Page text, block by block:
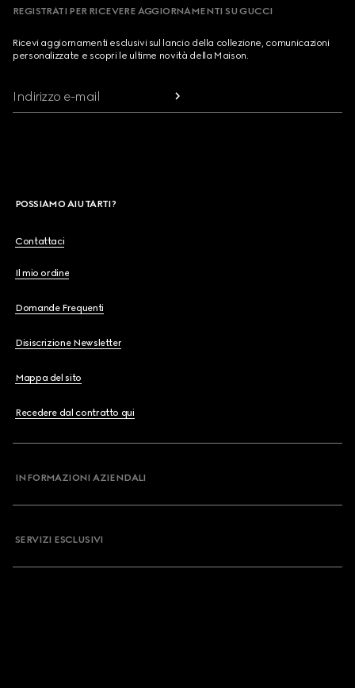
REGISTRATI PER RICEVERE AGGIORNAMENTI SU GUCCI
Ricevi aggiornamenti esclusivi sul lancio della collezione, comunicazioni
personalizzate e scopri le ultime novità della Maison.
Indirizzo e-mail
POSSIAMO AIUTARTI?
Contattaci
Il mio ordine
Domande Frequenti
Disiscrizione Newsletter
Mappa del sito
Recedere dal contratto qui
INFORMAZIONI AZIENDALI
SERVIZI ESCLUSIVI